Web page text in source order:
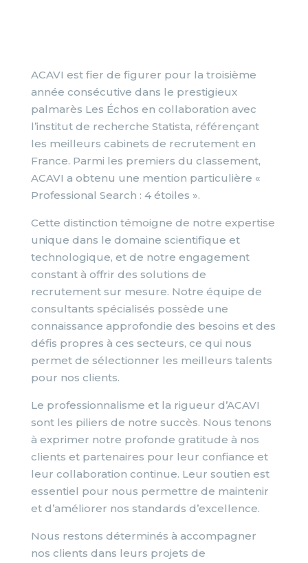
ACAVI est fier de figurer pour la troisième
année consécutive dans le prestigieux
palmarès Les Échos en collaboration avec
l’institut de recherche Statista, référençant
les meilleurs cabinets de recrutement en
France. Parmi les premiers du classement,
ACAVI a obtenu une mention particulière «
Professional Search : 4 étoiles ».
Cette distinction témoigne de notre expertise
unique dans le domaine scientifique et
technologique, et de notre engagement
constant à offrir des solutions de
recrutement sur mesure. Notre équipe de
consultants spécialisés possède une
connaissance approfondie des besoins et des
défis propres à ces secteurs, ce qui nous
permet de sélectionner les meilleurs talents
pour nos clients.
Le professionnalisme et la rigueur d’ACAVI
sont les piliers de notre succès. Nous tenons
à exprimer notre profonde gratitude à nos
clients et partenaires pour leur confiance et
leur collaboration continue. Leur soutien est
essentiel pour nous permettre de maintenir
et d’améliorer nos standards d’excellence.
Nous restons déterminés à accompagner
nos clients dans leurs projets de